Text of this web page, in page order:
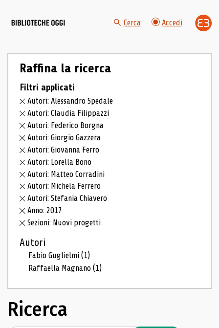
Cerca Accedi
Raffina la ricerca
Filtri applicati
Autori: Alessandro Spedale
Autori: Claudia Filippazzi
Autori: Federico Borgna
Autori: Giorgio Gazzera
Autori: Giovanna Ferro
Autori: Lorella Bono
Autori: Matteo Corradini
Autori: Michela Ferrero
Autori: Stefania Chiavero
Anno: 2017
Sezioni: Nuovi progetti
Autori
Fabio Guglielmi(1)
Raffaella Magnano(1)
Ricerca